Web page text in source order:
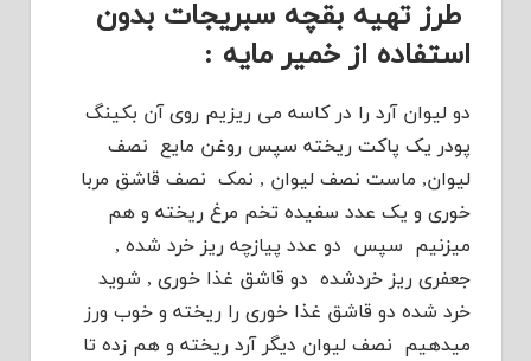
طرز تهیه بقچه سبریجات بدون
استفاده از خمیر مایه :
دو لیوان آرد را در کاسه می ریزیم روی آن بکینگ
پودر یک پاکت ریخته سپس روغن مایع نصف
لیوان, ماست نصف لیوان , نمک نصف قاشق مربا
خوری و یک عدد سفیده تخم مرغ ریخته و هم
میزنیم سپس دو عدد پیازچه ریز خرد شده ,
جعفری ریز خردشده دو قاشق غذا خوری , شوید
خرد شده دو قاشق غذا خوری را ریخته و خوب ورز
میدهیم نصف لیوان دیگر آرد ریخته و هم زده تا